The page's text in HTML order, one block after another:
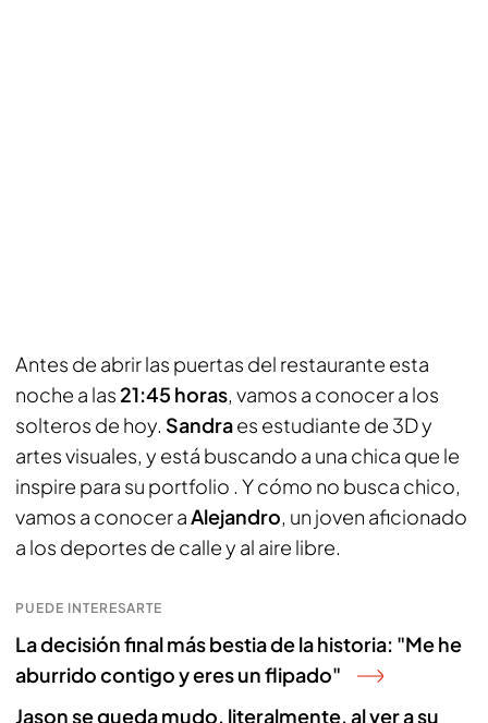
Antes de abrir las puertas del restaurante esta
noche a las 21:45 horas, vamos a conocer a los
solteros de hoy. Sandraes estudiante de 3D y
artes visuales, y está buscando a una chica que le
inspire para su portfolio . Y cómo no busca chico,
vamos a conocer aAlejandro, un joven aficionado
a los deportes de calle y al aire libre.
PUEDE INTERESARTE
La decisión final más bestia de la historia: "Me he
aburrido contigo y eres un flipado"
Jason se queda mudo, literalmente, al ver a su